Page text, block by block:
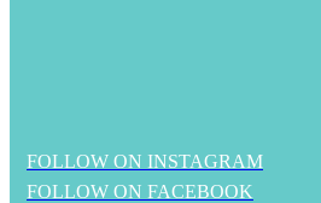
FOLLOW ON INSTAGRAM
FOLLOW ON FACEBOOK